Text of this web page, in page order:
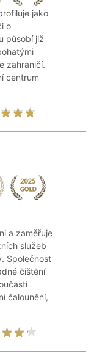
jako
o
působí již
zahraničí.
centrum
a zaměřuje
služeb
Společnost
čištění
čalounění,